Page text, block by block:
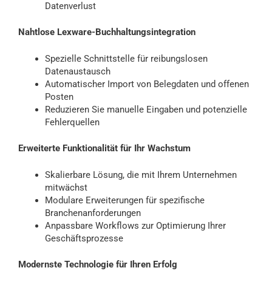
Datenverlust
Nahtlose Lexware-Buchhaltungsintegration
Spezielle Schnittstelle für reibungslosen
Datenaustausch
Automatischer Import von Belegdaten und offenen
Posten
Reduzieren Sie manuelle Eingaben und potenzielle
Fehlerquellen
Erweiterte Funktionalität für Ihr Wachstum
Skalierbare Lösung, die mit Ihrem Unternehmen
mitwächst
Modulare Erweiterungen für spezifische
Branchenanforderungen
Anpassbare Workflows zur Optimierung Ihrer
Geschäftsprozesse
Modernste Technologie für Ihren Erfolg